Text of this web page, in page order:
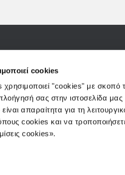
cookies
"cookies" με σκοπό
σας στην ιστοσελίδα
απαραίτητα για τη
cookies και να
cookies».